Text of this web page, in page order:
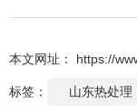
本文网址： https://
标签： 山东热处理